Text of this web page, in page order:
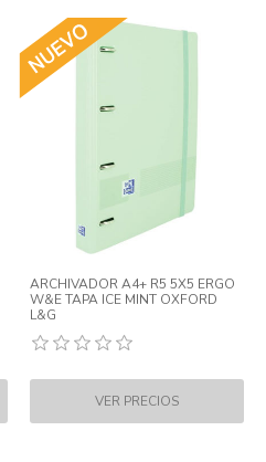
ARCHIVADOR A4+ R5 5X5 ERGO
W&E TAPA ICE MINT OXFORD
L&G